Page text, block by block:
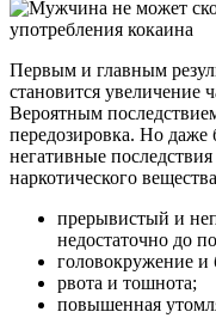
Первым и главным
становится увеличение
Вероятным
передозировка. Но даже
негативные последствия
наркотического
прерывистый и
недостаточно до
головокружение и
рвота и тошнота;
повышенная